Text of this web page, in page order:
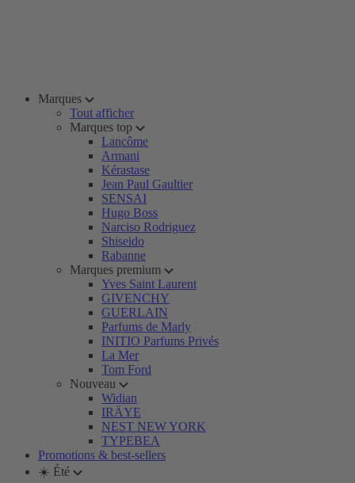
Marques
Tout afficher
Marques top
Lancôme
Armani
Kérastase
Jean Paul Gaultier
SENSAI
Hugo Boss
Narciso Rodriguez
Shiseido
Rabanne
Marques premium
Yves Saint Laurent
GIVENCHY
GUERLAIN
Parfums de Marly
INITIO Parfums Privés
La Mer
Tom Ford
Nouveau
Widian
IRÄYE
NEST NEW YORK
TYPEBEA
Promotions & best-sellers
☀️ Été